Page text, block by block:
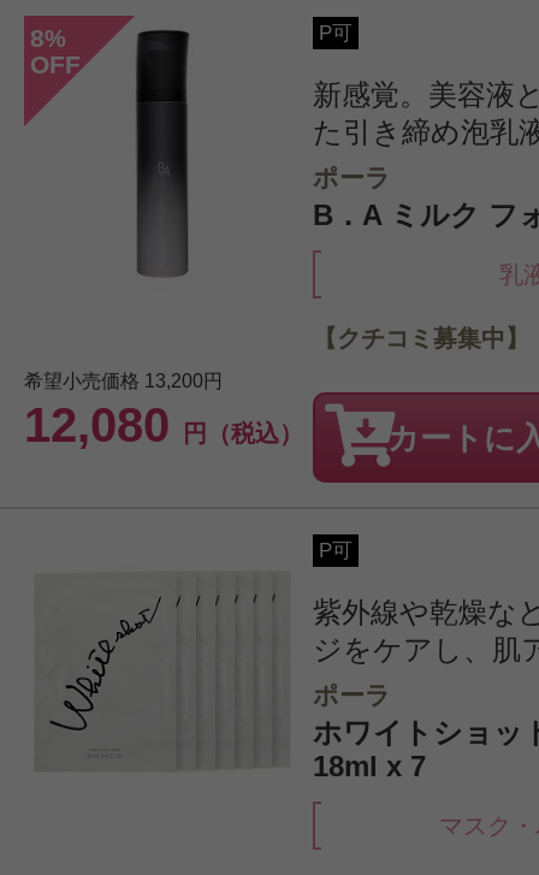
8%
OFF
P可
新感覚。美容液
た引き締め泡乳
ポーラ
B．A ミルク フ
乳
希望小売価格 13,200円
12,080 円（税込）
【クチコミ募集中】
カートに
P可
紫外線や乾燥な
ジをケアし、肌
ポーラ
ホワイトショッ
18ml x 7
マスク